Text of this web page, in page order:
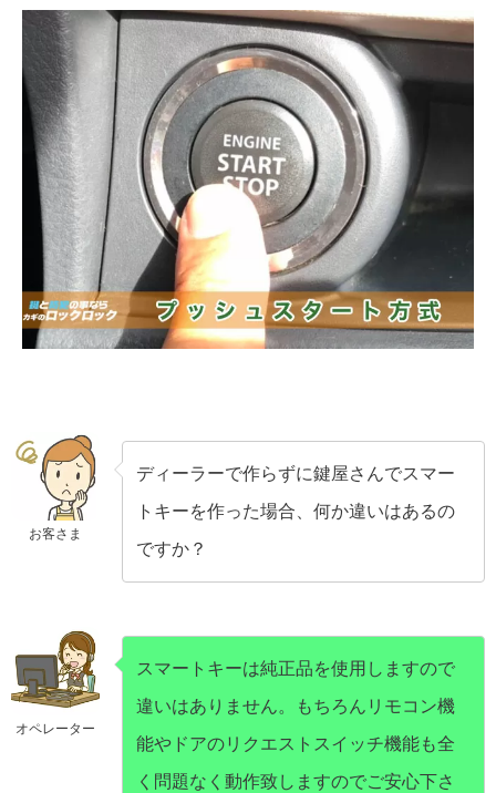
お客さま
ディーラーで作らずに鍵屋さんでスマー
トキーを作った場合、何か違いはあるの
ですか？
オペレーター
スマートキーは純正品を使用しますので
違いはありません。もちろんリモコン機
能やドアのリクエストスイッチ機能も全
く問題なく動作致しますのでご安心下さ